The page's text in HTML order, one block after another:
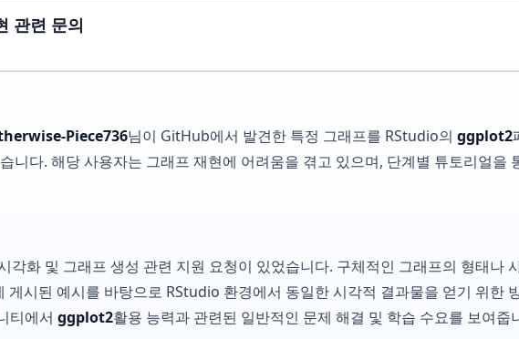
관련 문의
Piece736님이 GitHub에서 발견한 특정 그래프를 RStudio의 ggplot2
니다. 해당 사용자는 그래프 재현에 어려움을 겪고 있으며, 단계별 튜토리얼을
각화 및 그래프 생성 관련 지원 요청이 있었습니다. 구체적인 그래프의 형태나
게시된 예시를 바탕으로 RStudio 환경에서 동일한 시각적 결과물을 얻기 위한
티에서 ggplot2활용 능력과 관련된 일반적인 문제 해결 및 학습 수요를 보여줍